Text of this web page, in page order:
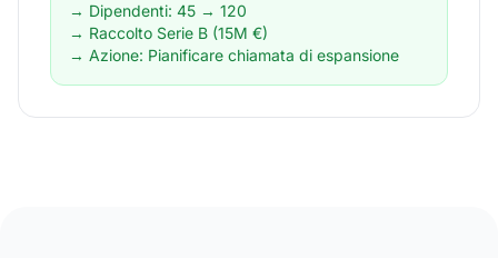
→ Dipendenti: 45 → 120
→ Raccolto Serie B (15M €)
→ Azione: Pianificare chiamata di espansione